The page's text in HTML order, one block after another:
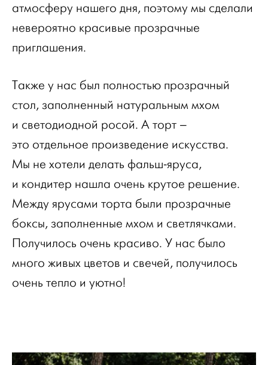
атмосферу нашего дня, поэтому мы сделали
невероятно красивые прозрачные
приглашения.
Также у нас был полностью прозрачный
стол, заполненный натуральным мхом
и светодиодной росой. А торт –
это отдельное произведение искусства.
Мы не хотели делать фальш-яруса,
и кондитер нашла очень крутое решение.
Между ярусами торта были прозрачные
боксы, заполненные мхом и светлячками.
Получилось очень красиво. У нас было
много живых цветов и свечей, получилось
очень тепло и уютно!